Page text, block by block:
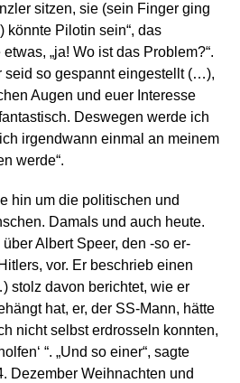
sitzen, sie (sein Finger ging
könnte Pilotin sein“, das
„ja! Wo ist das Problem?“.
seid so gespannt eingestellt (…),
Augen und euer Interesse
Deswegen werde ich
irgendwann einmal an meinem
werde“.
hin um die politischen und
Damals und auch heute.
Albert Speer, den -so er-
vor. Er beschrieb einen
stolz davon berichtet, wie er
hat, er, der SS-Mann, hätte
nicht selbst erdrosseln konnten,
“. „Und so einer“, sagte
Dezember Weihnachten und